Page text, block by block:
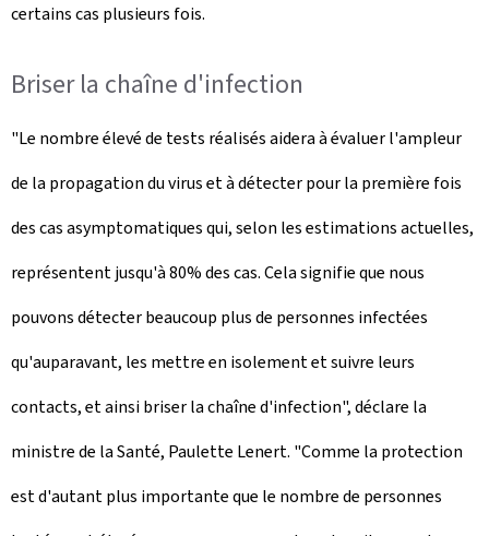
certains cas plusieurs fois.
Briser la chaîne d'infection
"Le nombre élevé de tests réalisés aidera à évaluer l'ampleur
de la propagation du virus et à détecter pour la première fois
des cas asymptomatiques qui, selon les estimations actuelles,
représentent jusqu'à 80% des cas. Cela signifie que nous
pouvons détecter beaucoup plus de personnes infectées
qu'auparavant, les mettre en isolement et suivre leurs
contacts, et ainsi briser la chaîne d'infection", déclare la
ministre de la Santé, Paulette Lenert. "Comme la protection
est d'autant plus importante que le nombre de personnes